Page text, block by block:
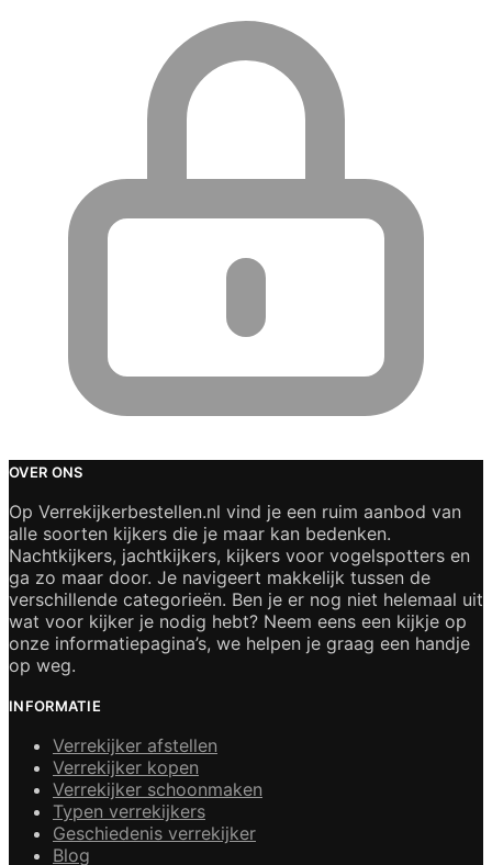
OVER ONS
Op Verrekijkerbestellen.nl vind je een ruim aanbod van
alle soorten kijkers die je maar kan bedenken.
Nachtkijkers, jachtkijkers, kijkers voor vogelspotters en
ga zo maar door. Je navigeert makkelijk tussen de
verschillende categorieën. Ben je er nog niet helemaal uit
wat voor kijker je nodig hebt? Neem eens een kijkje op
onze informatiepagina’s, we helpen je graag een handje
op weg.
INFORMATIE
Verrekijker afstellen
Verrekijker kopen
Verrekijker schoonmaken
Typen verrekijkers
Geschiedenis verrekijker
Blog